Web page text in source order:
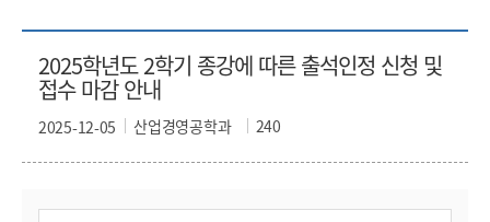
2025학년도 2학기 종강에 따른 출석인정 신청 및
접수 마감 안내
산업경영공학과 240
2025-12-05